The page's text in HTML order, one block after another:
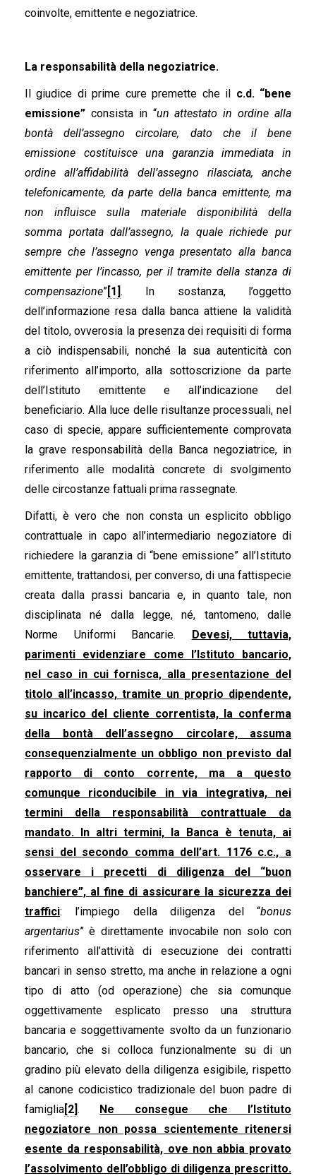
coinvolte, emittente e negoziatrice.
La responsabilità della negoziatrice.
Il giudice di prime cure premette che il c.d. “bene
emissione” consista in “un attestato in ordine alla
bontà dell’assegno circolare, dato che il bene
emissione costituisce una garanzia immediata in
ordine all’affidabilità dell’assegno rilasciata, anche
telefonicamente, da parte della banca emittente, ma
non influisce sulla materiale disponibilità della
somma portata dall’assegno, la quale richiede pur
sempre che l’assegno venga presentato alla banca
emittente per l’incasso, per il tramite della stanza di
compensazione”[1]. In sostanza, l’oggetto
dell’informazione resa dalla banca attiene la validità
del titolo, ovverosia la presenza dei requisiti di forma
a ciò indispensabili, nonché la sua autenticità con
riferimento all’importo, alla sottoscrizione da parte
dell’Istituto emittente e all’indicazione del
beneficiario. Alla luce delle risultanze processuali, nel
caso di specie, appare sufficientemente comprovata
la grave responsabilità della Banca negoziatrice, in
riferimento alle modalità concrete di svolgimento
delle circostanze fattuali prima rassegnate.
Difatti, è vero che non consta un esplicito obbligo
contrattuale in capo all’intermediario negoziatore di
richiedere la garanzia di “bene emissione” all’Istituto
emittente, trattandosi, per converso, di una fattispecie
creata dalla prassi bancaria e, in quanto tale, non
disciplinata né dalla legge, né, tantomeno, dalle
Norme Uniformi Bancarie. Devesi, tuttavia,
parimenti evidenziare come l’Istituto bancario,
nel caso in cui fornisca, alla presentazione del
titolo all’incasso, tramite un proprio dipendente,
su incarico del cliente correntista, la conferma
della bontà dell’assegno circolare, assuma
consequenzialmente un obbligo non previsto dal
rapporto di conto corrente, ma a questo
comunque riconducibile in via integrativa, nei
termini della responsabilità contrattuale da
mandato. In altri termini, la Banca è tenuta, ai
sensi del secondo comma dell’art. 1176 c.c., a
osservare i precetti di diligenza del “buon
banchiere”, al fine di assicurare la sicurezza dei
traffici: l’impiego della diligenza del “bonus
argentarius” è direttamente invocabile non solo con
riferimento all’attività di esecuzione dei contratti
bancari in senso stretto, ma anche in relazione a ogni
tipo di atto (od operazione) che sia comunque
oggettivamente esplicato presso una struttura
bancaria e soggettivamente svolto da un funzionario
bancario, che si colloca funzionalmente su di un
gradino più elevato della diligenza esigibile, rispetto
al canone codicistico tradizionale del buon padre di
famiglia[2]. Ne consegue che l’Istituto
negoziatore non possa scientemente ritenersi
esente da responsabilità, ove non abbia provato
l’assolvimento dell’obbligo di diligenza prescritto.